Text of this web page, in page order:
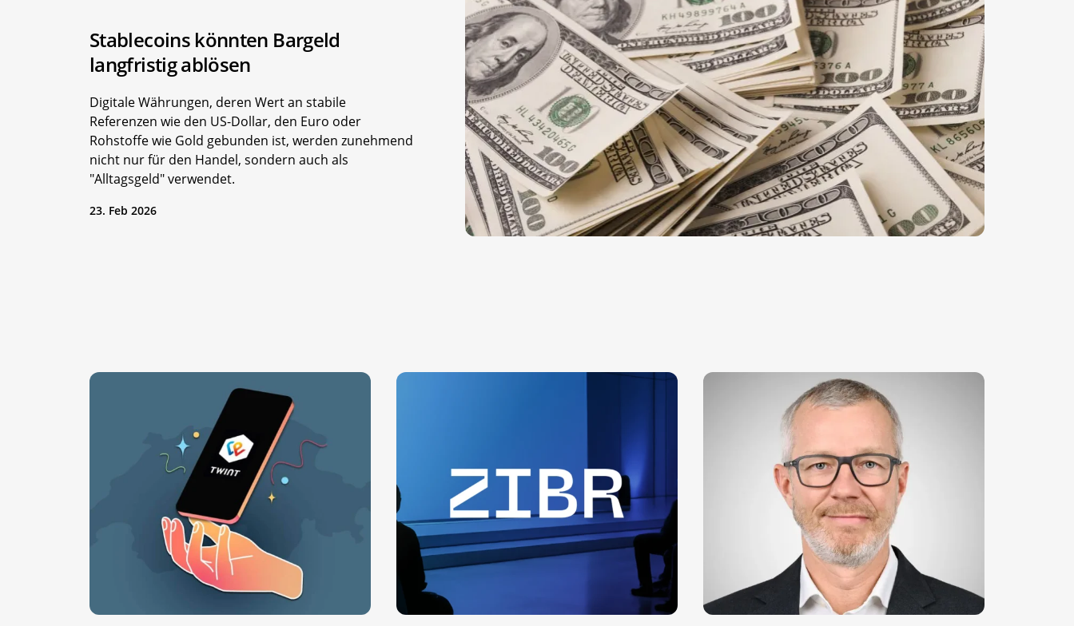
Stablecoins könnten Bargeld
langfristig ablösen
Digitale Währungen, deren Wert an stabile
Referenzen wie den US-Dollar, den Euro oder
Rohstoffe wie Gold gebunden ist, werden zunehmend
nicht nur für den Handel, sondern auch als
"Alltagsgeld" verwendet.
23. Feb 2026